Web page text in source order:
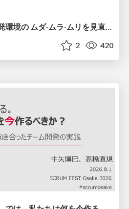
Claude Code並行開発環境の ムダ‧ムラ‧ムリを見直した話
2 420